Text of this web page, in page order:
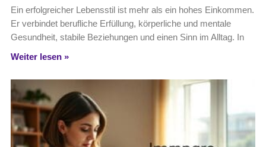
Ein erfolgreicher Lebensstil ist mehr als ein hohes Einkommen.
Er verbindet berufliche Erfüllung, körperliche und mentale
Gesundheit, stabile Beziehungen und einen Sinn im Alltag. In
Weiter lesen »